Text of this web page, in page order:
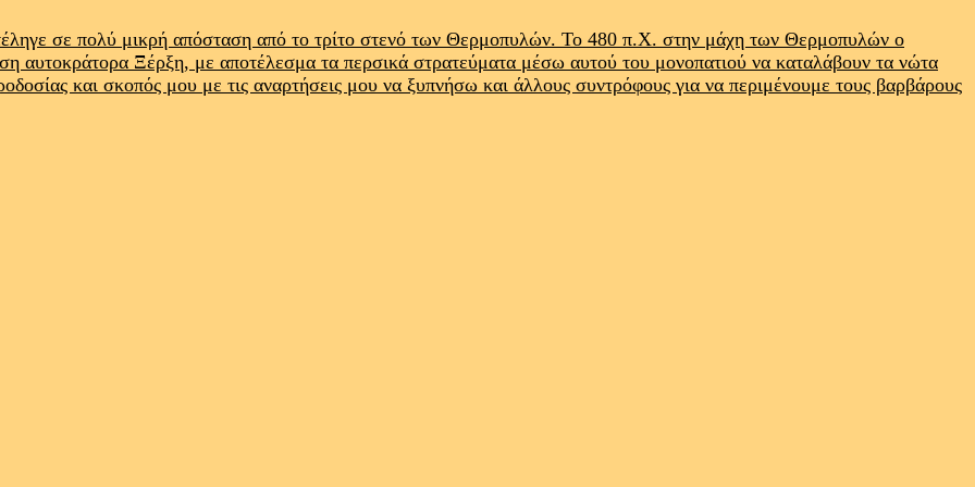
σε πολύ μικρή απόσταση από το τρίτο στενό των Θερμοπυλών. Το 480 π.Χ. στην μάχη των Θερμοπυλών ο
αυτοκράτορα Ξέρξη, με αποτέλεσμα τα περσικά στρατεύματα μέσω αυτού του μονοπατιού να καταλάβουν τα νώτα
και σκοπός μου με τις αναρτήσεις μου να ξυπνήσω και άλλους συντρόφους για να περιμένουμε τους βαρβάρους